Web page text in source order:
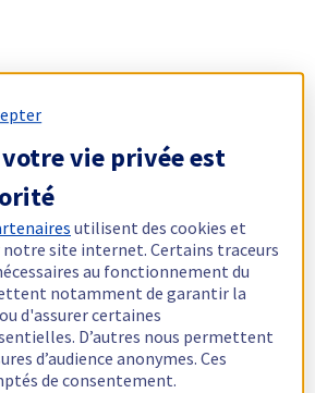
vie privée est
utilisent des cookies et
notre site internet. Certains traceurs
au fonctionnement du
notamment de garantir la
d'assurer certaines
D’autres nous permettent
d’audience anonymes. Ces
de consentement.